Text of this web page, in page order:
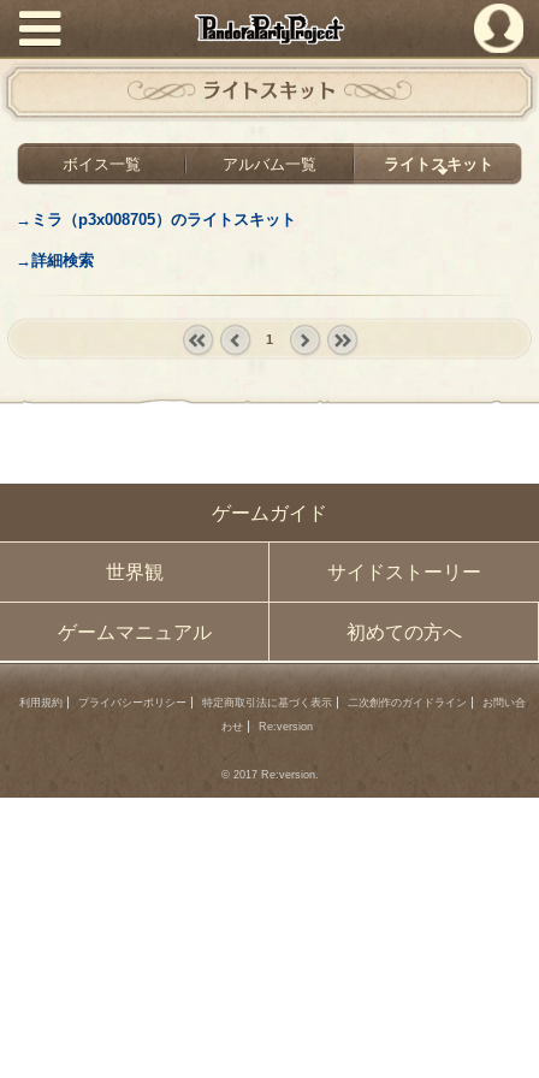
PandoraPartyProject
ゲームガイド
世界観 サイドストーリー
ゲームマニュアル 初めての方へ
ライトスキット
ボイス一覧 アルバム一覧 ライトスキット
→ミラ（p3x008705）のライトスキット
→詳細検索
1
利用規約 プライバシーポリシー 特定商取引法に基づく表示 二次創作のガイドライン
お問い合
わせ
Re:version
© 2017 Re:version.